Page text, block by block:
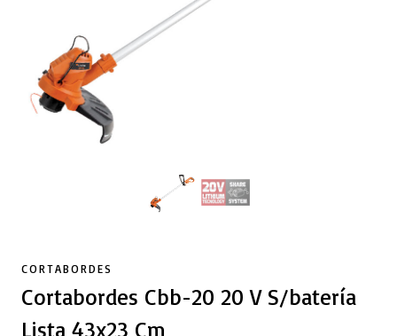
CORTABORDES
Cortabordes Cbb-20 20 V S/batería
Lista 43x23 Cm